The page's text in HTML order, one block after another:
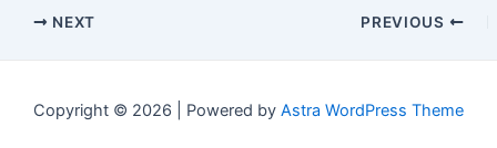
Post
NEXT
Copyright © 2026 | Powered by Astra WordPress Theme